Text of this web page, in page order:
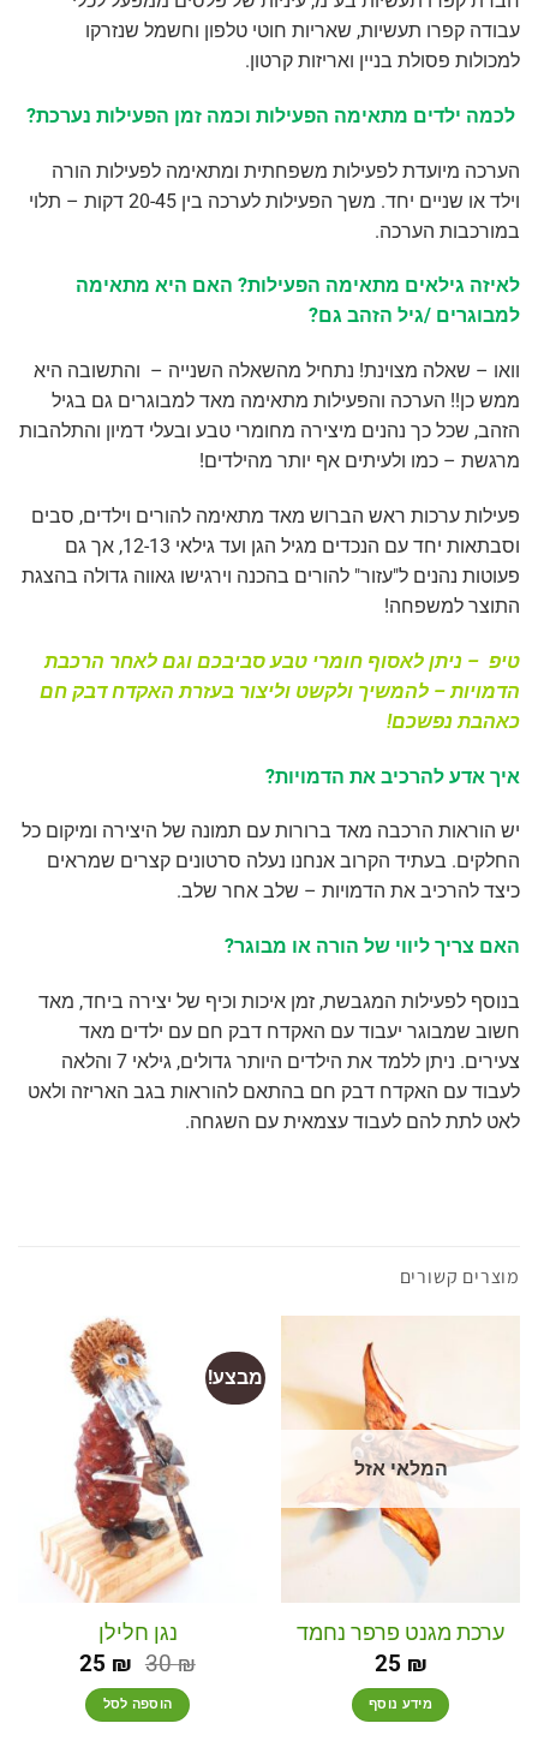
עבודה קפרו תעשיות, שאריות חוטי טלפון וחשמל שנזרקו
למכולות פסולת בניין ואריזות קרטון.
לכמה ילדים מתאימה הפעילות וכמה זמן הפעילות נערכת?
הערכה מיועדת לפעילות משפחתית ומתאימה לפעילות הורה
וילד או שניים יחד. משך הפעילות לערכה בין 20-45 דקות – תלוי
במורכבות הערכה.
לאיזה גילאים מתאימה הפעילות? האם היא מתאימה
למבוגרים /גיל הזהב גם?
וואו – שאלה מצוינת! נתחיל מהשאלה השנייה – והתשובה היא
ממש כן!! הערכה והפעילות מתאימה מאד למבוגרים גם בגיל
הזהב, שכל כך נהנים מיצירה מחומרי טבע ובעלי דמיון והתלהבות
מרגשת – כמו ולעיתים אף יותר מהילדים!
פעילות ערכות ראש הברוש מאד מתאימה להורים וילדים, סבים
וסבתאות יחד עם הנכדים מגיל הגן ועד גילאי 12-13, אך גם
פעוטות נהנים ל"עזור" להורים בהכנה וירגישו גאווה גדולה בהצגת
התוצר למשפחה!
טיפ – ניתן לאסוף חומרי טבע סביבכם וגם לאחר הרכבת
הדמויות – להמשיך ולקשט וליצור בעזרת האקדח דבק חם
כאהבת נפשכם!
איך אדע להרכיב את הדמויות?
יש הוראות הרכבה מאד ברורות עם תמונה של היצירה ומיקום כל
החלקים. בעתיד הקרוב אנחנו נעלה סרטונים קצרים שמראים
כיצד להרכיב את הדמויות – שלב אחר שלב.
האם צריך ליווי של הורה או מבוגר?
בנוסף לפעילות המגבשת, זמן איכות וכיף של יצירה ביחד, מאד
חשוב שמבוגר יעבוד עם האקדח דבק חם עם ילדים מאד
צעירים. ניתן ללמד את הילדים היותר גדולים, גילאי 7 והלאה
לעבוד עם האקדח דבק חם בהתאם להוראות בגב האריזה ולאט
לאט לתת להם לעבוד עצמאית עם השגחה.
מוצרים קשורים
המלאי אזל
ערכת מגנט פרפר נחמד
25 ₪
מידע נוסף
מבצע!
נגן חלילן
30₪
25 ₪
הוספה לסל